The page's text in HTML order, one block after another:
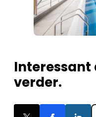
Interessant
verder.